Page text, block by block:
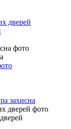
дверей
захисна